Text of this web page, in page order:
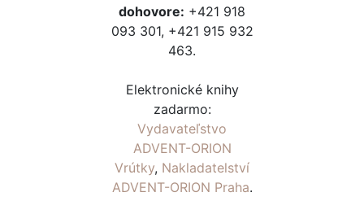
dohovore: +421 918
093 301, +421 915 932
463.
Elektronické knihy
zadarmo:
Vydavateľstvo
ADVENT-ORION
Vrútky, Nakladatelství
ADVENT-ORION Praha.